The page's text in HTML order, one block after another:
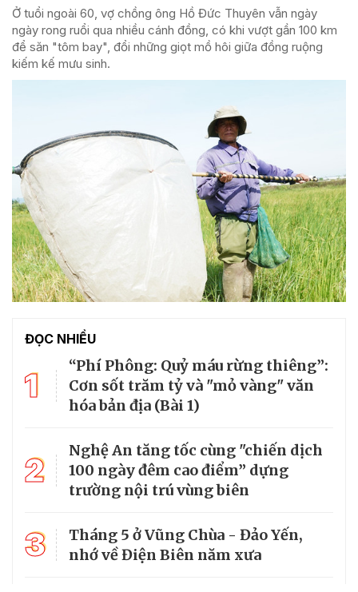
Ở tuổi ngoài 60, vợ chồng ông Hồ Đức Thuyên vẫn ngày
ngày rong ruổi qua nhiều cánh đồng, có khi vượt gần 100 km
để săn "tôm bay", đổi những giọt mồ hôi giữa đồng ruộng
kiếm kế mưu sinh.
ĐỌC NHIỀU
1
“Phí Phông: Quỷ máu rừng thiêng”:
Cơn sốt trăm tỷ và "mỏ vàng" văn
hóa bản địa (Bài 1)
2
Nghệ An tăng tốc cùng "chiến dịch
100 ngày đêm cao điểm” dựng
trường nội trú vùng biên
3
Tháng 5 ở Vũng Chùa - Đảo Yến,
nhớ về Điện Biên năm xưa